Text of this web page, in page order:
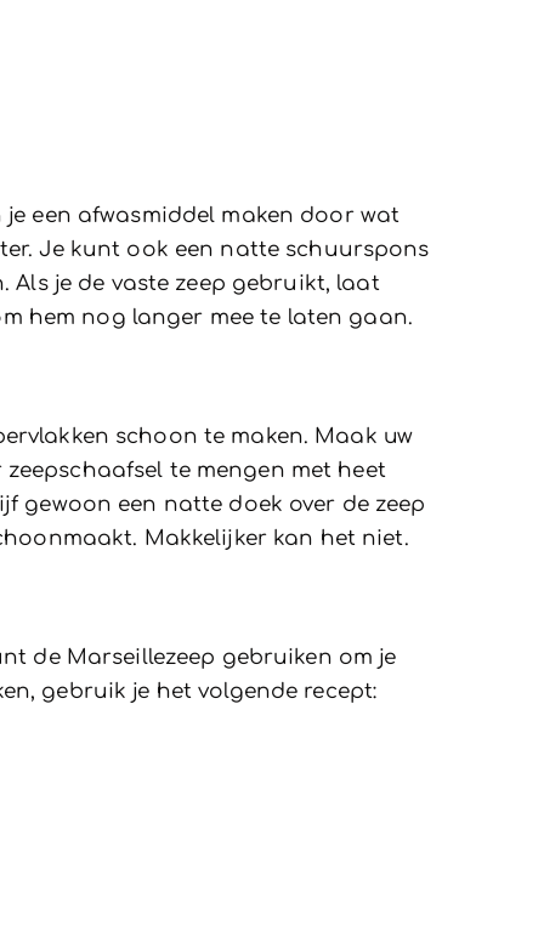
een afwasmiddel maken door wat
Je kunt ook een natte schuurspons
Als je de vaste zeep gebruikt, laat
hem nog langer mee te laten gaan.
schoon te maken. Maak uw
te mengen met heet
gewoon een natte doek over de zeep
Makkelijker kan het niet.
de Marseillezeep gebruiken om je
gebruik je het volgende recept: